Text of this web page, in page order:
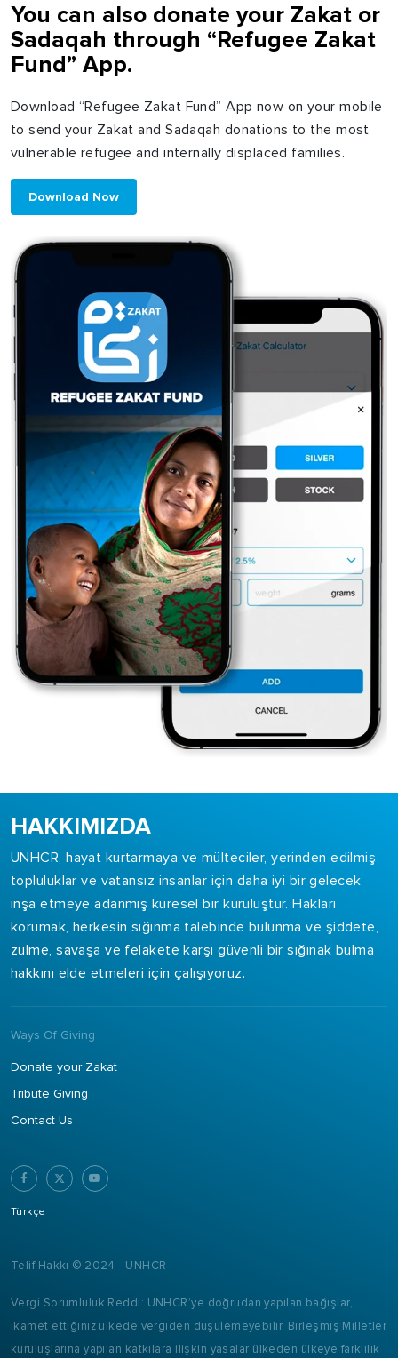
You can also donate your Zakat or
Sadaqah through “Refugee Zakat
Fund” App.
Download “Refugee Zakat Fund” App now on your mobile
to send your Zakat and Sadaqah donations to the most
vulnerable refugee and internally displaced families.
Download Now
HAKKIMIZDA
UNHCR, hayat kurtarmaya ve mülteciler, yerinden edilmiş
topluluklar ve vatansız insanlar için daha iyi bir gelecek
inşa etmeye adanmış küresel bir kuruluştur. Hakları
korumak, herkesin sığınma talebinde bulunma ve şiddete,
zulme, savaşa ve felakete karşı güvenli bir sığınak bulma
hakkını elde etmeleri için çalışıyoruz.
Ways Of Giving
Donate your Zakat
Tribute Giving
Contact Us
Türkçe
Telif Hakkı © 2024 - UNHCR
Vergi Sorumluluk Reddi: UNHCR’ye doğrudan yapılan bağışlar,
ikamet ettiğiniz ülkede vergiden düşülemeyebilir. Birleşmiş Milletler
kuruluşlarına yapılan katkılara ilişkin yasalar ülkeden ülkeye farklılık